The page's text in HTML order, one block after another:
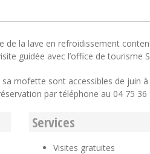
la lave en refroidissement
guidée avec l’office de tourisme
mofette sont accessibles de juin
par téléphone au 04 75
Services
Visites gratuites